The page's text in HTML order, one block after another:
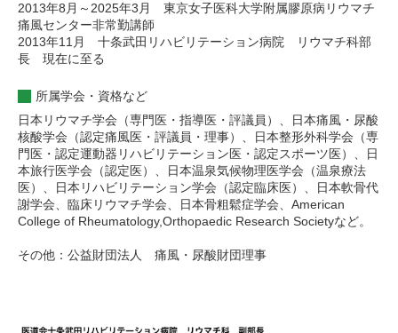
2013年8月～2025年3月 東京女子医科大学附属膠原病リウマチ
痛風センター非常勤講師
2013年11月 十条武田リハビリテーション病院 リウマチ科部
長 現在に至る
所属学会・資格など
日本リウマチ学会（専門医・指導医・評議員）、日本痛風・尿酸
核酸学会（認定痛風医・評議員・理事）、日本整形外科学会（専
門医・認定運動器リハビリテーション医・認定スポーツ医）、日
本旅行医学会（認定医）、日本温泉気候物理医学会（温泉療法
医）、日本リハビリテーション学会（認定臨床医）、日本軟骨代
謝学会、臨床リウマチ学会、日本骨粗鬆症学会、American
College of Rheumatology,Orthopaedic Research Societyなど。
その他：公益財団法人 痛風・尿酸財団理事